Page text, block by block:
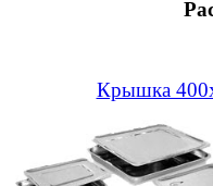
Крышка